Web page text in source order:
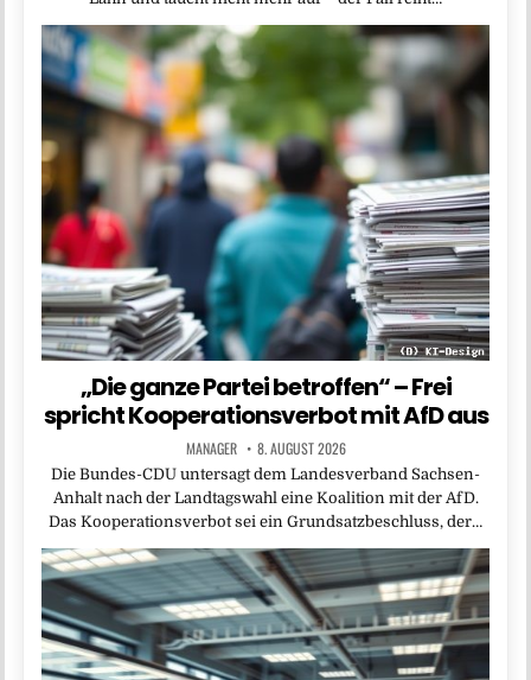
„Die ganze Partei betroffen“ – Frei
spricht Kooperationsverbot mit AfD aus
MANAGER 8. AUGUST 2026
Die Bundes-CDU untersagt dem Landesverband Sachsen-
Anhalt nach der Landtagswahl eine Koalition mit der AfD.
Das Kooperationsverbot sei ein Grundsatzbeschluss, der…